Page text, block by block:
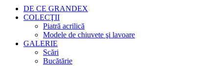
DE CE GRANDEX
COLECŢII
Piatră acrilică
Modele de chiuvete şi lavoare
GALERIE
Scări
Bucătărie